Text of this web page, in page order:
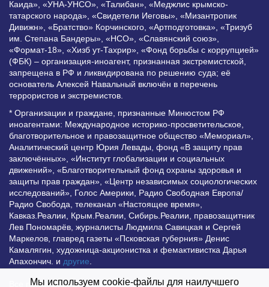
Каида», «УНА-УНСО», «Талибан», «Меджлис крымско-
татарского народа», «Свидетели Иеговы», «Мизантропик
Дивижн», «Братство» Корчинского, «Артподготовка», «Тризуб
им. Степана Бандеры», «НСО», «Славянский союз»,
«Формат-18», «Хизб ут-Тахрир», «Фонд борьбы с коррупцией»
(ФБК) – организация-иноагент, признанная экстремистской,
запрещена в РФ и ликвидирована по решению суда; её
основатель Алексей Навальный включён в перечень
террористов и экстремистов.
* Организации и граждане, признанные Минюстом РФ
иноагентами: Международное историко-просветительское,
благотворительное и правозащитное общество «Мемориал»,
Аналитический центр Юрия Левады, фонд «В защиту прав
заключённых», «Институт глобализации и социальных
движений», «Благотворительный фонд охраны здоровья и
защиты прав граждан», «Центр независимых социологических
исследований», Голос Америки, Радио Свободная Европа/
Радио Свобода, телеканал «Настоящее время»,
Кавказ.Реалии, Крым.Реалии, Сибирь.Реалии, правозащитник
Лев Пономарёв, журналисты Людмила Савицкая и Сергей
Маркелов, главред газеты «Псковская губерния» Денис
Камалягин, художница-акционистка и фемактивистка Дарья
Апахончич. и другие
Все права защищены и охраняются законом. Любое
Мы используем cookie-файлы для наилучшего